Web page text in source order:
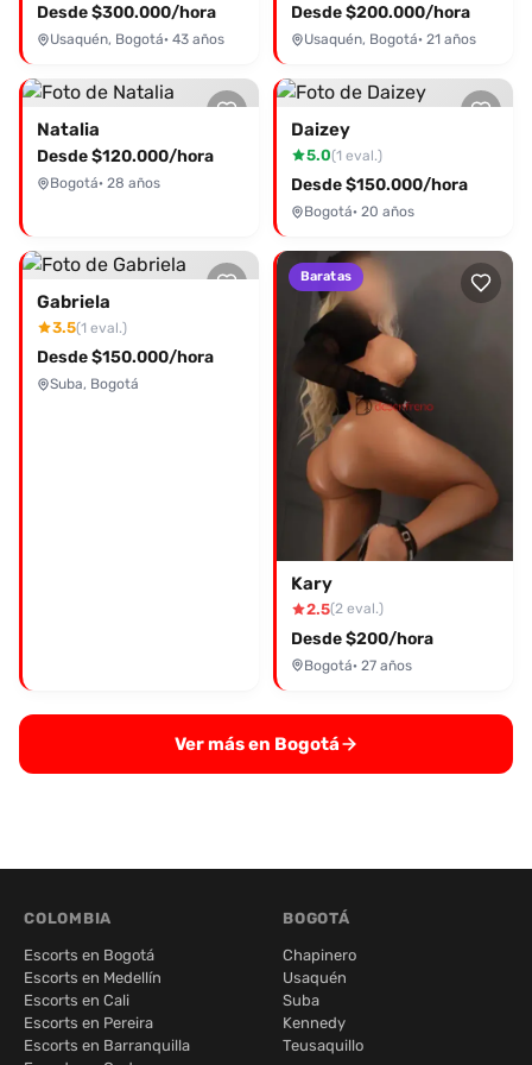
Desde $300.000/hora
Usaquén, Bogotá· 43 años
Desde $200.000/hora
Usaquén, Bogotá· 21 años
Natalia
Desde $120.000/hora
Bogotá· 28 años
Daizey
5.0(1 eval.)
Desde $150.000/hora
Bogotá· 20 años
Gabriela
3.5(1 eval.)
Desde $150.000/hora
Suba, Bogotá
Baratas
Kary
2.5(2 eval.)
Desde $200/hora
Bogotá· 27 años
Ver más en Bogotá
COLOMBIA
Escorts en Bogotá
Escorts en Medellín
Escorts en Cali
Escorts en Pereira
Escorts en Barranquilla
BOGOTÁ
Chapinero
Usaquén
Suba
Kennedy
Teusaquillo